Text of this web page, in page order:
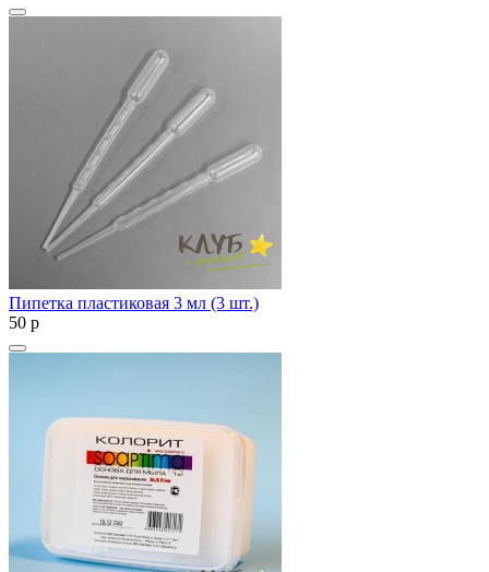
Пипетка пластиковая 3 мл (3 шт.)
50 p